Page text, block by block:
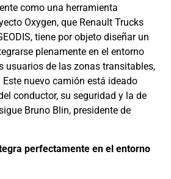
como una herramienta
Oxygen, que Renault Trucks
tiene por objeto diseñar un
plenamente en el entorno
usuarios de las zonas transitables,
nuevo camión está ideado
conductor, su seguridad y la de
Bruno Blin, presidente de
perfectamente en el entorno